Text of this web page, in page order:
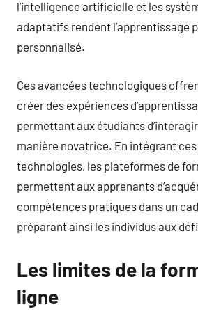
l’intelligence artificielle et les
adaptatifs rendent l’apprentissage
personnalisé.
Ces avancées technologiques
créer des expériences
permettant aux étudiants
manière novatrice. En intégrant
technologies, les plateformes de
permettent aux apprenants
compétences pratiques dans un
préparant ainsi les individus aux
Les limites de la
ligne